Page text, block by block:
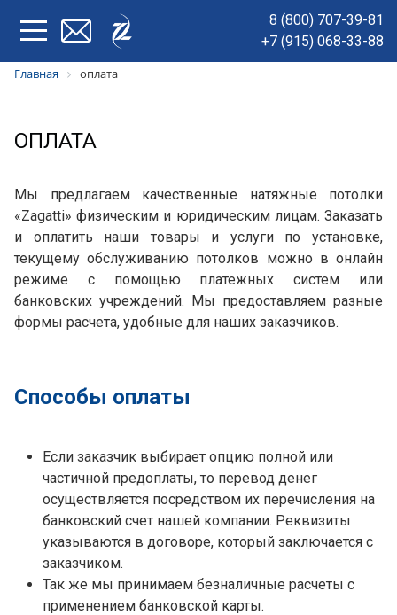
8 (800) 707-39-81
+7 (915) 068-33-88
Главная оплата
ОПЛАТА
Мы предлагаем качественные натяжные потолки
«Zagatti» физическим и юридическим лицам. Заказать
и оплатить наши товары и услуги по установке,
текущему обслуживанию потолков можно в онлайн
режиме с помощью платежных систем или
банковских учреждений. Мы предоставляем разные
формы расчета, удобные для наших заказчиков.
Способы оплаты
Если заказчик выбирает опцию полной или
частичной предоплаты, то перевод денег
осуществляется посредством их перечисления на
банковский счет нашей компании. Реквизиты
указываются в договоре, который заключается с
заказчиком.
Так же мы принимаем безналичные расчеты с
применением банковской карты.